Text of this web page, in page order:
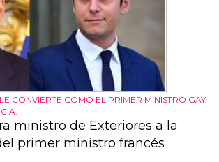
CONVIERTE COMO EL PRIMER MINISTRO GAY
ministro de Exteriores a la
primer ministro francés